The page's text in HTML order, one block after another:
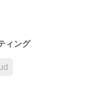
ィング